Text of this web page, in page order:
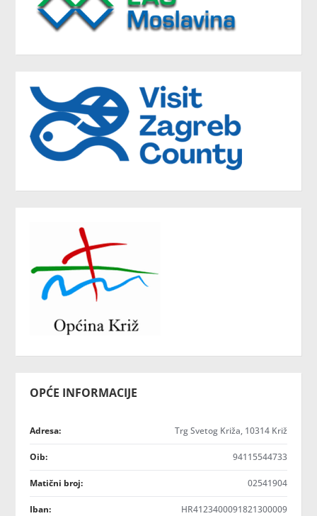
OPĆE INFORMACIJE
Adresa: Trg Svetog Križa, 10314 Križ
Oib: 94115544733
Matični broj: 02541904
Iban: HR4123400091821300009